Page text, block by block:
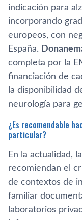
indicación para
incorporando
europeos, con
España.
completa por la
financiación de
la disponibilidad
neurología para
¿Es recomendable
particular?
En la actualidad,
recomiendan el
de contextos de
familiar
laboratorios